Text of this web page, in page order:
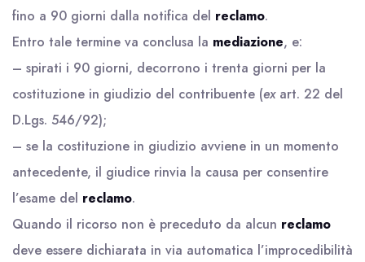
fino a 90 giorni dalla notifica del reclamo.
Entro tale termine va conclusa la mediazione, e:
– spirati i 90 giorni, decorrono i trenta giorni per la
costituzione in giudizio del contribuente (exart. 22 del
D.Lgs. 546/92);
– se la costituzione in giudizio avviene in un momento
antecedente, il giudice rinvia la causa per consentire
l’esame del reclamo.
Quando il ricorso non è preceduto da alcun reclamo
deve essere dichiarata in via automatica l’improcedibilità